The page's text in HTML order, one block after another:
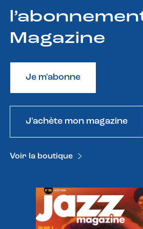
Magazine
Je m'abonne
J'achète mon magazine
Voir la boutique